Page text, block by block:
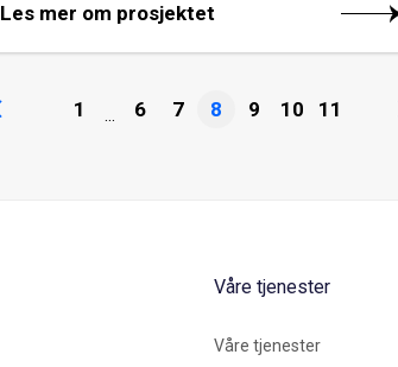
Les mer om prosjektet
1 ... 6 7 8 9 10 11
Våre tjenester
Våre tjenester